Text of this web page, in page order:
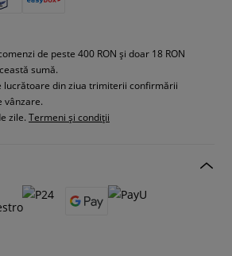
de peste 400 RON și doar 18 RON
sumă.
lucrătoare din ziua trimiterii confirmării
vânzare.
zile. Termeni și condiții